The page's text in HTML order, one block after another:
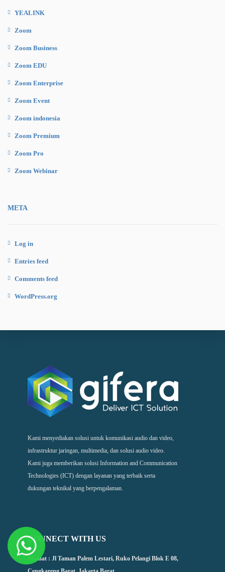
YEALINK
Zoom
Zoom Business
Zoom EDU
Zoom Enterprise
Zoom Event
Zoom indonesia
Zoom Premium
Zoom Pro
Zoom Webinar
META
Log in
Entries feed
Comments feed
WordPress.org
Kami menyediakan solusi untuk komunikasi audio dan video,
infrastruktur jaringan, multimedia, dan solusi audio video.
Kami juga memberikan solusi Information and Communication
Technologies (ICT) dengan layanan yang terbaik serta
dukungan teknikal yang berpengalaman.
CONNECT WITH US
Alamat : Jl Taman Palem Lestari, Ruko Pelangi Blok E 08,